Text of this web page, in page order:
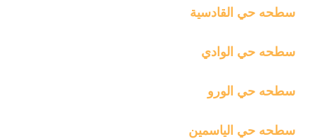
سطحه حي القادسية
سطحه حي الوادي
سطحه حي الورو
سطحه حي الياسمين